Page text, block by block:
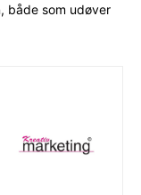
både som udøver